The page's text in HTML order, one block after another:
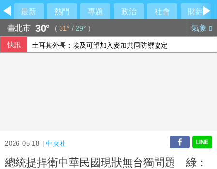
最新 熱門 專題 政治 社會
財經
臺北市 30° ( 31° / 29° ) 氣象
快訊 土耳其外長：埃及可望加入麥加共同防禦協定
2026-05-18 |中央社
總統提捍衛中華民國現狀無台獨問題 綠：